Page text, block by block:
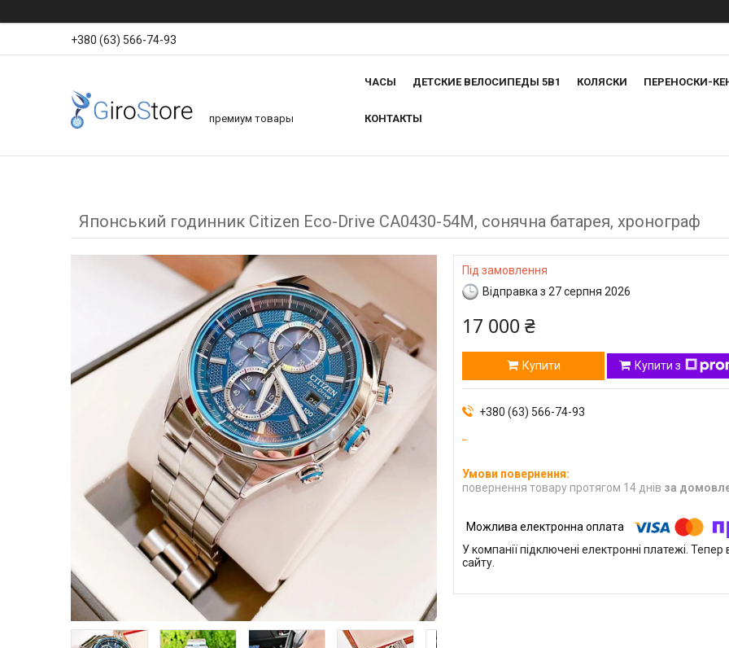
+380 (63) 566-74-93
премиум товары
ЧАСЫ ДЕТСКИЕ ВЕЛОСИПЕДЫ 5В1 КОЛЯСКИ ПЕРЕНОСКИ-
КОНТАКТЫ
Японський годинник Citizen Eco-Drive CA0430-54M, сонячна батарея, хронограф
Під замовлення
Відправка з 27 серпня 2026
17 000 ₴
Купити Купити з
+380 (63) 566-74-93
повернення товару протягом 14 днів за
У компанії підключені електронні платежі.
сайту.